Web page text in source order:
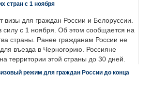
стран с 1 ноября
визы для граждан России и Белоруссии.
силу с 1 ноября. Об этом сообщается на
страны. Ранее гражданам России не
въезда в Черногорию. Россияне
территории этой страны до 30 дней.
режим для граждан России до конца